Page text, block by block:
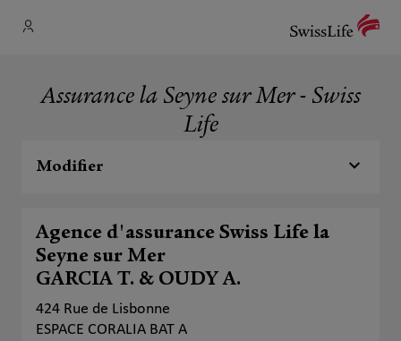
Assurance la Seyne sur Mer - Swiss
Life
Modifier
Agence d'assurance Swiss Life la
Seyne sur Mer
GARCIA T. & OUDY A.
424 Rue de Lisbonne
ESPACE CORALIA BAT A